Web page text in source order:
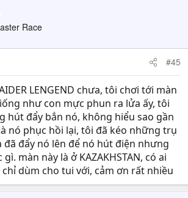
Race
#45
LENGEND chưa, tôi chơi tới màn
như con mực phun ra lửa ấy, tôi
hút đẩy bắn nó, không hiểu sao gần
nó phục hồi lại, tôi đã kéo những trụ
đẩy nó lên để nó hút điện nhưng
màn này là ở KAZAKHSTAN, có ai
dùm cho tui với, cảm ơn rất nhiều